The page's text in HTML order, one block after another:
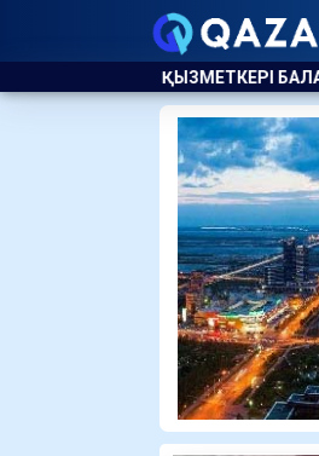
БАЛАЛАРДЫ ҚҰТҚАРЫП ҚАЛДЫ